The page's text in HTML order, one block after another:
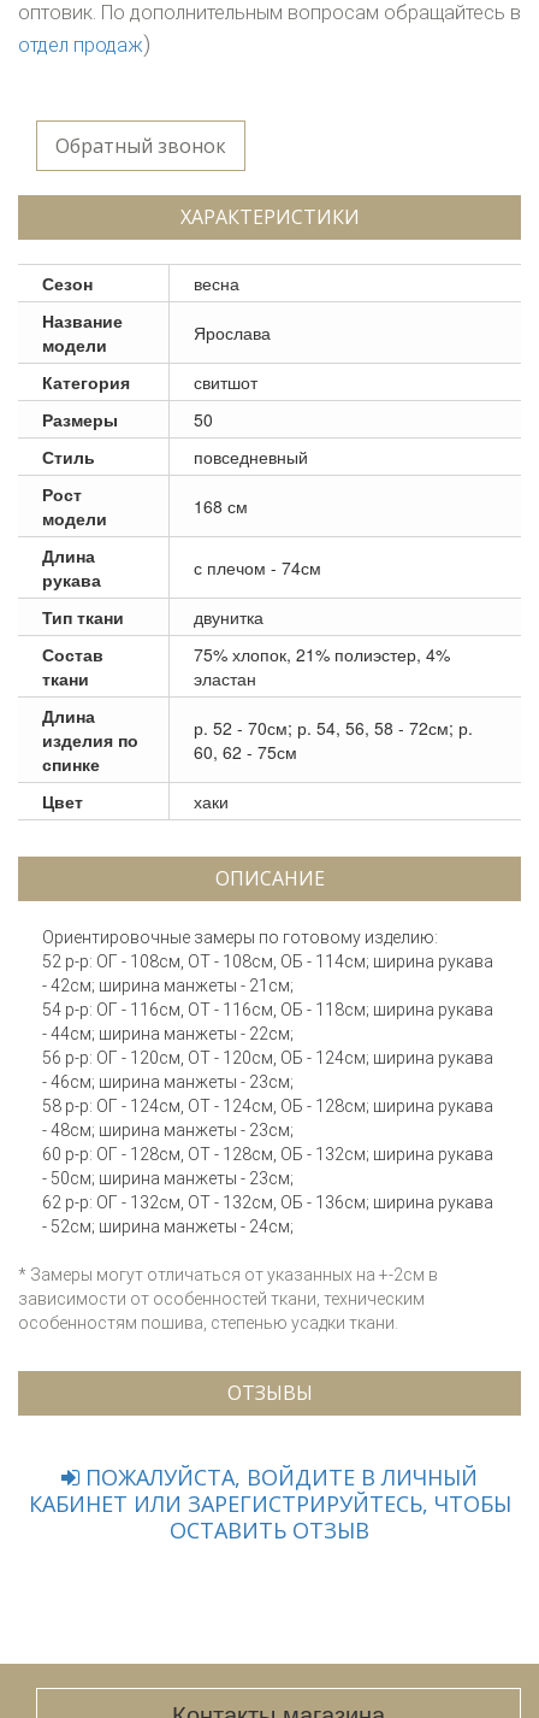
оптовик. По дополнительным вопросам обращайтесь в
отдел продаж)
Обратный звонок
ХАРАКТЕРИСТИКИ
Сезон
весна
Название
модели
Ярослава
Категория
свитшот
Размеры
50
Стиль
повседневный
Рост
модели
168 см
Длина
рукава
с плечом - 74см
Тип ткани
двунитка
Состав
ткани
75% хлопок, 21% полиэстер, 4%
эластан
Длина
изделия по
спинке
р. 52 - 70см; р. 54, 56, 58 - 72см; р.
60, 62 - 75см
Цвет хаки
ОПИСАНИЕ
Ориентировочные замеры по готовому изделию:
52 р-р: ОГ - 108см, ОТ - 108см, ОБ - 114см; ширина рукава
- 42см; ширина манжеты - 21см;
54 р-р: ОГ - 116см, ОТ - 116см, ОБ - 118см; ширина рукава
- 44см; ширина манжеты - 22см;
56 р-р: ОГ - 120см, ОТ - 120см, ОБ - 124см; ширина рукава
- 46см; ширина манжеты - 23см;
58 р-р: ОГ - 124см, ОТ - 124см, ОБ - 128см; ширина рукава
- 48см; ширина манжеты - 23см;
60 р-р: ОГ - 128см, ОТ - 128см, ОБ - 132см; ширина рукава
- 50см; ширина манжеты - 23см;
62 р-р: ОГ - 132см, ОТ - 132см, ОБ - 136см; ширина рукава
- 52см; ширина манжеты - 24см;
* Замеры могут отличаться от указанных на +-2см в
зависимости от особенностей ткани, техническим
особенностям пошива, степенью усадки ткани.
ОТЗЫВЫ
ПОЖАЛУЙСТА, ВОЙДИТЕ В ЛИЧНЫЙ
КАБИНЕТ ИЛИ ЗАРЕГИСТРИРУЙТЕСЬ, ЧТОБЫ
ОСТАВИТЬ ОТЗЫВ